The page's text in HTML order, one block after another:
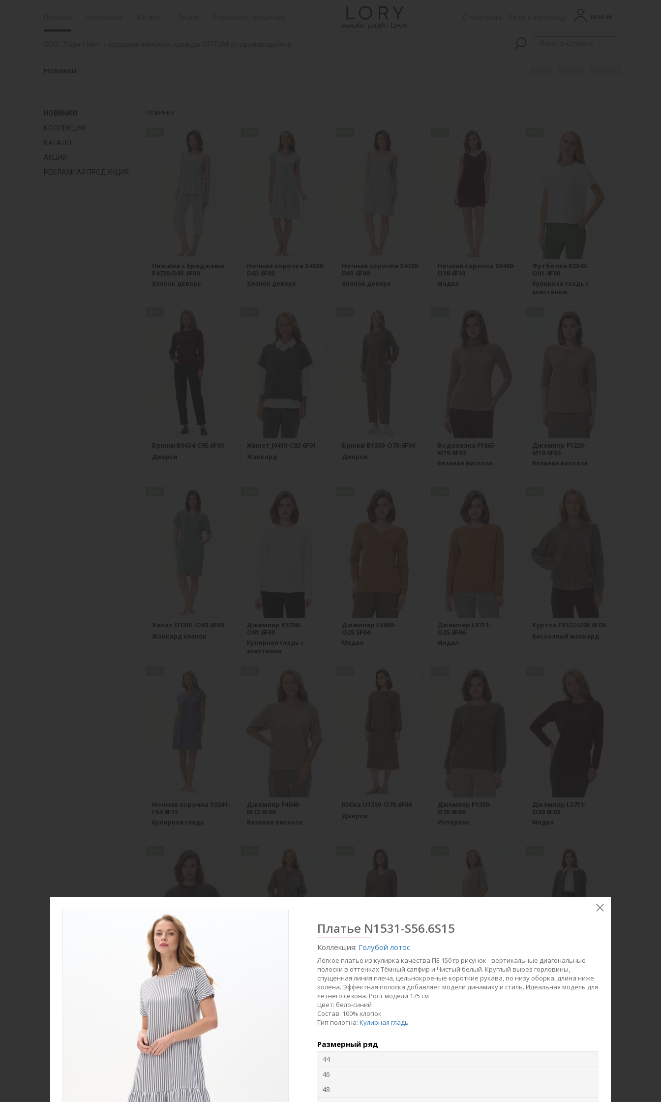
ВОЙТИ
Новинки
НОВИНКИ
КОЛЛЕКЦИИ
КАТАЛОГ
АКЦИИ
РЕКЛАМНАЯ ПРОДУКЦИЯ
Новинки
Пижама с бриджами
P4730-D61.6F09
Хлопок деворе
Ночная сорочка S4020-
D61.6F09
Хлопок деворе
Ночная сорочка S4730-
D61.6F09
Хлопок деворе
Ночная сорочка S0460-
O39.6F10
Модал
Футболка K2542-
O01.4F00
Кулирная гладь с
эластаном
Брюки B0634-C95.6F03
Джерси
Жилет J0410-C83.6F01
Жаккард
Брюки B1350-O70.6F06
Джерси
Водолазка F1865-
M19.6F03
Вязаная вискоза
Джемпер F1220-
M19.6F03
Вязаная вискоза
Халат D1501-O63.6F09
Жаккард хлопок
Джемпер K5700-
O01.6F00
Кулирная гладь с
эластаном
Джемпер L5860-
O25.5F04
Модал
Джемпер L5711-
O25.6F06
Модал
Куртка F5522-U90.6F06
Вискозный жаккард
Ночная сорочка S0241-
F54.6F15
Кулирная гладь
Джемпер F4940-
M72.6F06
Вязаная вискоза
Юбка U1350-O70.6F06
Джерси
Джемпер F1350-
O70.6F06
Интерлок
Джемпер L5711-
O39.6F03
Модал
Жакет F0426-M38.6F06
Вязаное полотно
Брюки B3800-O75.6F06 Юбка U1120-O16.6F02
Гипюр
Брюки B3015-U90.6F06 Юбка U0170-O59.4F02
new new
Платье N1531-S56.6S15
Коллекция: Голубой лотос
Лёгкое платье из кулирка качества ПЕ 150 гр рисунок - вертикальные диагональные
полоски в оттенках Тёмный сапфир и Чистый белый. Круглый вырез горловины,
спущенная линия плеча, цельнокроеные короткие рукава, по низу оборка, длина ниже
колена. Эффектная полоска добавляет модели динамику и стиль. Идеальная модель для
летнего сезона. Рост модели 175 см
Цвет: бело-синий
Состав: 100% хлопок
Тип полотна: Кулирная гладь
Размерный ряд
44
46
48